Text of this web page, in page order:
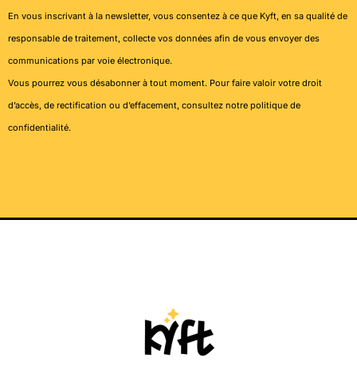
En vous inscrivant à la newsletter, vous consentez à ce que Kyft, en sa qualité de
responsable de traitement, collecte vos données afin de vous envoyer des
communications par voie électronique.
Vous pourrez vous désabonner à tout moment. Pour faire valoir votre droit
d’accès, de rectification ou d’effacement, consultez notre politique de
confidentialité.